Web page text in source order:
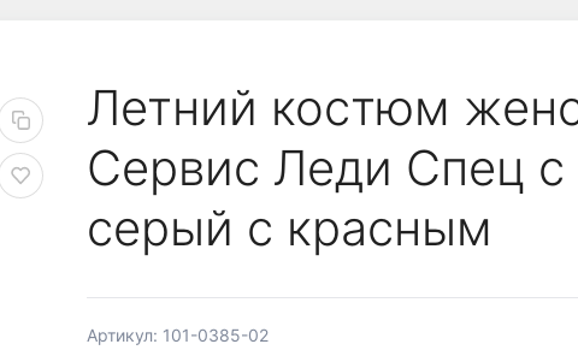
Летний костюм
Сервис Леди Спец
серый с красным
Артикул: 101-0385-02